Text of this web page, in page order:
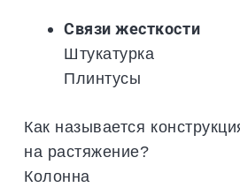
Связи жесткости
Штукатурка
Плинтусы
Как называется
на растяжение?
Колонна